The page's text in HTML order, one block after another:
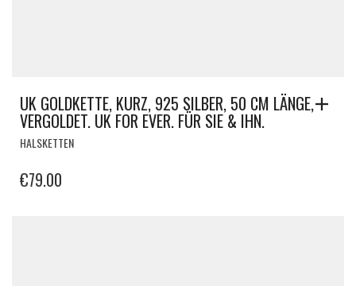
UK GOLDKETTE, KURZ, 925 SILBER, 50 CM LÄNGE,
VERGOLDET. UK FOR EVER. FÜR SIE & IHN.
HALSKETTEN
€79.00